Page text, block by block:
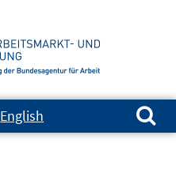
English
Suchen nach: